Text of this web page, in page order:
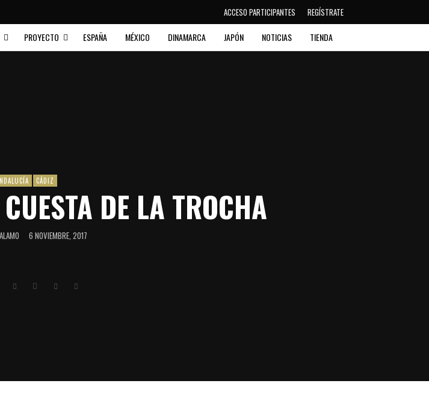
ACCESO PARTICIPANTES REGÍSTRATE
PROYECTO ESPAÑA MÉXICO DINAMARCA JAPÓN NOTICIAS TIENDA
CÁDIZ
DE LA TROCHA
6 NOVIEMBRE, 2017